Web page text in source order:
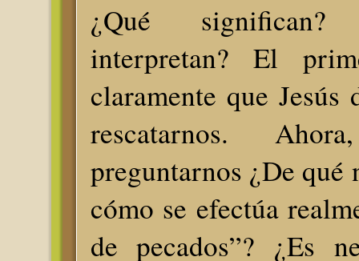
¿Qué
interpretan? El
claramente que Jesús
rescatarnos.
preguntarnos ¿De qué
cómo se efectúa
de pecados”? ¿Es